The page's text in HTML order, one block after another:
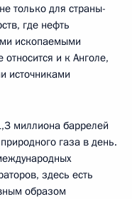
только для страны-
где нефть
ископаемыми
и к Анголе,
источниками
миллиона баррелей
газа в день.
здесь есть
образом